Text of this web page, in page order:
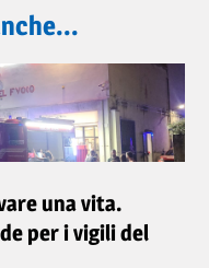
una vita.
per i vigili del